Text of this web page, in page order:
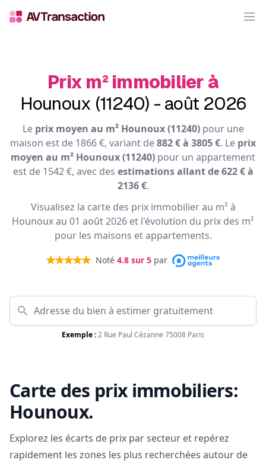
Prix m² immobilier à
Hounoux (11240) - août 2026
Le prix moyen au m² Hounoux (11240)pour une
maison est de 1866 €, variant de882 € à 3805 €. Le prix
moyen au m² Hounoux (11240) pour un appartement
est de 1542 €, avec des estimations allant de 622 € à
2136 €.
Visualisez la carte des prix immobilier au m² à
Hounoux au 01 août 2026 et l'évolution du prix des m²
pour les maisons et appartements.
Noté 4.8 sur 5 par
Exemple :2 Rue Paul Cézanne 75008 Paris
Carte des prix immobiliers:
Hounoux.
Explorez les écarts de prix par secteur et repérez
rapidement les zones les plus recherchées autour de